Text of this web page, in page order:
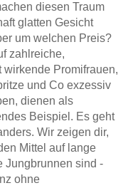
diesen Traum
glatten Gesicht
um welchen Preis?
zahlreiche,
wirkende Promifrauen,
und Co exzessiv
dienen als
Beispiel. Es geht
Wir zeigen dir,
Mittel auf lange
Jungbrunnen sind -
ohne